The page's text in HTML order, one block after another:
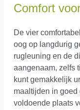
Comfort
De vier
oog op langdurig
rugleuning en de
aangenaam, zelfs
kunt gemakkelijk
maaltijden in
voldoende plaats